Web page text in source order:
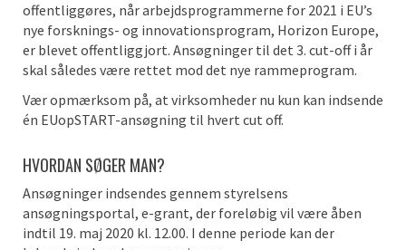
offentliggøres, når arbejdsprogrammerne for 2021 i EU’s
nye forsknings- og innovationsprogram, Horizon Europe,
er blevet offentliggjort. Ansøgninger til det 3. cut-off i år
skal således være rettet mod det nye rammeprogram.
Vær opmærksom på, at virksomheder nu kun kan indsende
én EUopSTART-ansøgning til hvert cut off.
HVORDAN SØGER MAN?
Ansøgninger indsendes gennem styrelsens
ansøgningsportal, e-grant, der foreløbig vil være åben
indtil 19. maj 2020 kl. 12.00. I denne periode kan der